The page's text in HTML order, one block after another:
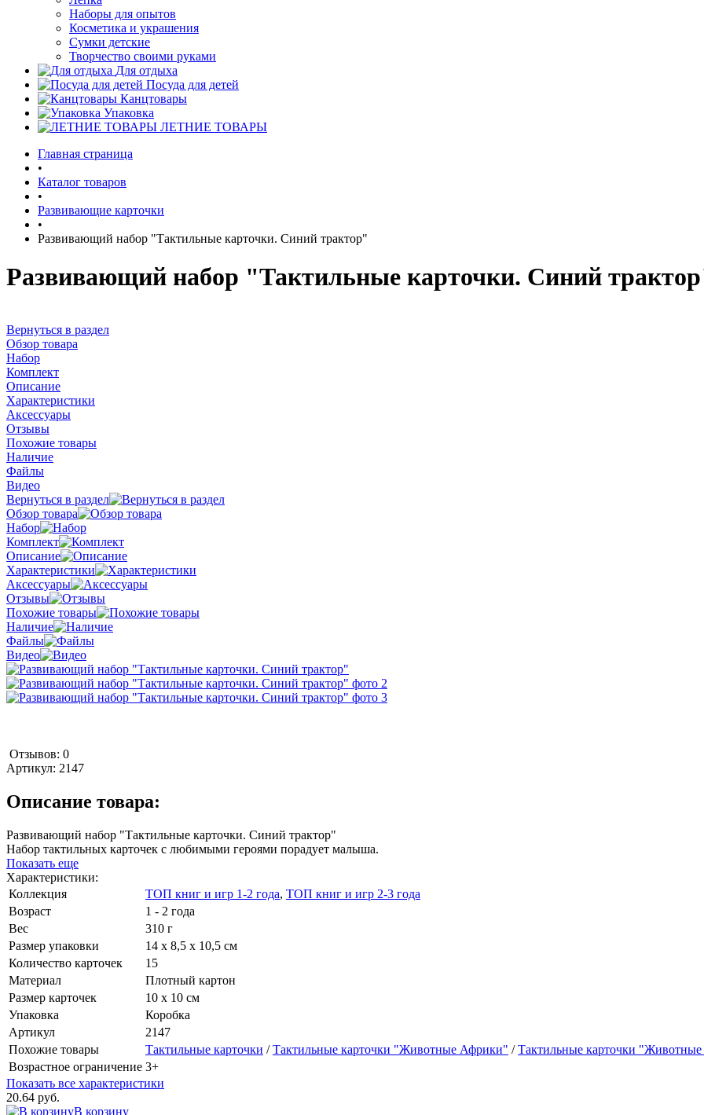
Наборы для опытов
Косметика и украшения
Сумки детские
Творчество своими руками
Для отдыха
Посуда для детей
Канцтовары
Упаковка
ЛЕТНИЕ ТОВАРЫ
Главная страница
•
Каталог товаров
•
Развивающие карточки
•
Развивающий набор "Тактильные карточки. Синий трактор"
Развивающий набор "Тактильные карточки. Синий
Вернуться в раздел
Обзор товара
Набор
Комплект
Описание
Характеристики
Аксессуары
Отзывы
Похожие товары
Наличие
Файлы
Видео
Вернуться в раздел
Обзор товара
Набор
Комплект
Описание
Характеристики
Аксессуары
Отзывы
Похожие товары
Наличие
Файлы
Видео
Отзывов: 0
Артикул: 2147
Описание товара:
Развивающий набор "Тактильные карточки. Синий трактор"
Набор тактильных карточек с любимыми героями порадует малыша.
Показать еще
Характеристики:
Коллекция
ТОП книг и игр 1-2 года, ТОП книг и игр 2-3 года
Возраст
1 - 2 года
Вес
310 г
Размер упаковки
14 х 8,5 х 10,5 см
Количество карточек
15
Материал
Плотный картон
Размер карточек
10 х 10 см
Упаковка
Коробка
Артикул
2147
Похожие товары
Тактильные карточки /Тактильные карточки "Животные Африки" /Тактильные карточки "Животные
Возрастное ограничение 3+
Показать все характеристики
20.64 руб.
В корзину